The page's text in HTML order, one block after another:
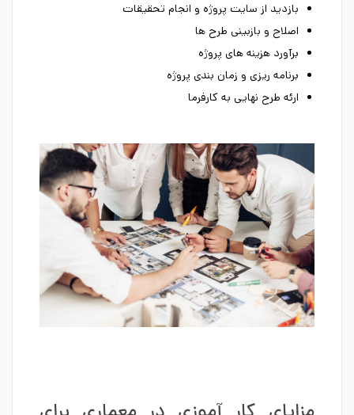
بازدید از سایت پروژه و انجام تحقیقات
اصلاح و بازبینی طرح ها
برآورد هزینه های پروژه
برنامه ریزی و زمان بندی پروژه
ارئه طرح نهایی به کارفرما